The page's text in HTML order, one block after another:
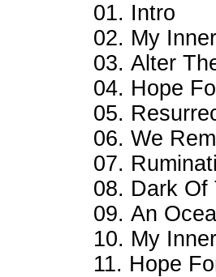
01. Intro
02. My
03. Alter
04. Hope
05.
06. We
07.
08. Dark Of
09. An
10. My
11. Hope